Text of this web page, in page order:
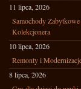
11 lipca, 2026
Samochody
Kolekcjonera
10 lipca, 2026
Remonty i
8 lipca, 2026